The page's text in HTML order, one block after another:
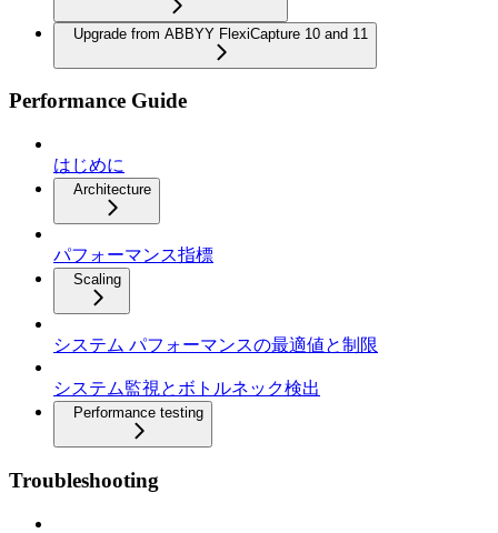
Upgrade from ABBYY FlexiCapture 10 and 11
Performance Guide
はじめに
Architecture
パフォーマンス指標
Scaling
システム パフォーマンスの最適値と制限
システム監視とボトルネック検出
Performance testing
Troubleshooting